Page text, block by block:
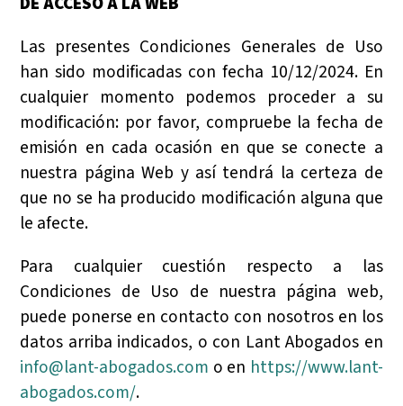
Las presentes Condiciones Generales de Uso
han sido modificadas con fecha 10/12/2024. En
cualquier momento podemos proceder a su
modificación: por favor, compruebe la fecha de
emisión en cada ocasión en que se conecte a
nuestra página Web y así tendrá la certeza de
que no se ha producido modificación alguna que
le afecte.
Para cualquier cuestión respecto a las
Condiciones de Uso de nuestra página web,
puede ponerse en contacto con nosotros en los
datos arriba indicados, o con Lant Abogados en
info@lant-abogados.com o en https://www.lant-
abogados.com/.